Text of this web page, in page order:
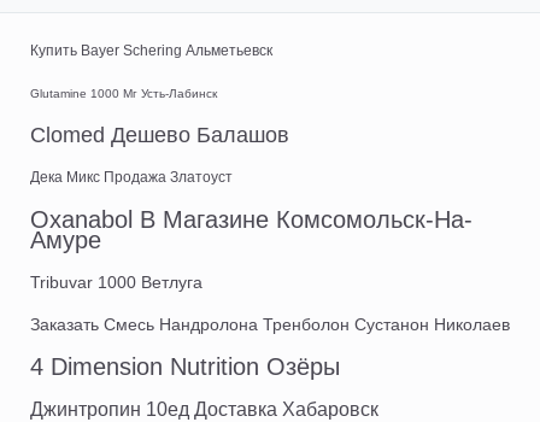
Купить Bayer Schering Альметьевск
Glutamine 1000 Мг Усть-Лабинск
Clomed Дешево Балашов
Дека Микс Продажа Златоуст
Oxanabol В Магазине Комсомольск-На-
Амуре
Tribuvar 1000 Ветлуга
Заказать Смесь Нандролона Тренболон Сустанон Николаев
4 Dimension Nutrition Озёры
Джинтропин 10ед Доставка Хабаровск